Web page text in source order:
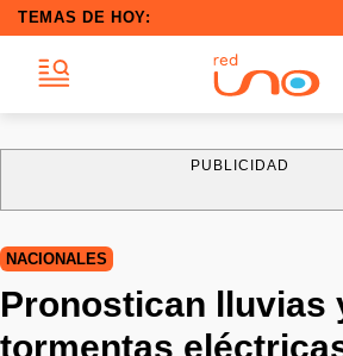
TEMAS DE HOY:
PUBLICIDAD
NACIONALES
Pronostican lluvias
tormentas